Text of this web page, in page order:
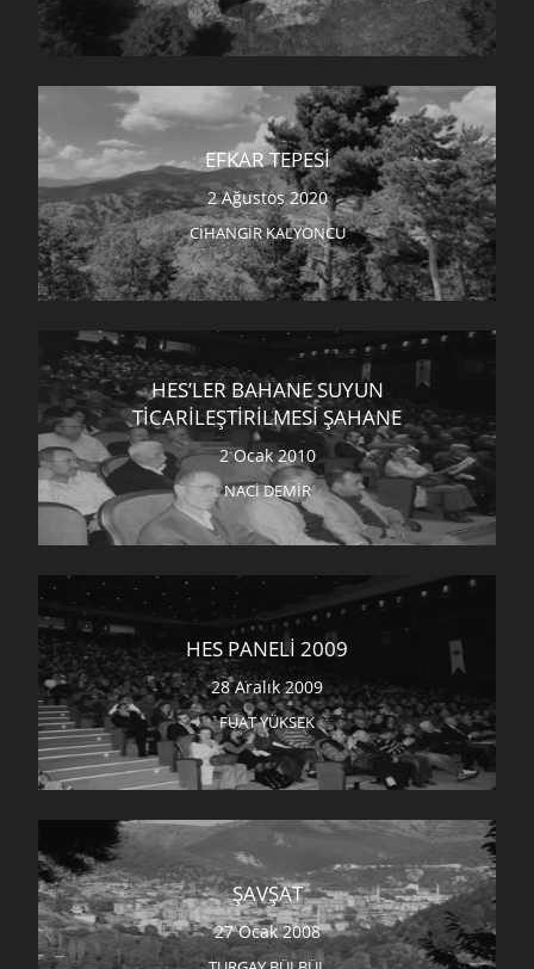
EFKAR TEPESI
2 Ağustos 2020
CIHANGIR KALYONCU
HES’LER BAHANE SUYUN
TICARILEŞTIRILMESI ŞAHANE
2 Ocak 2010
NACI DEMIR
HES PANELI 2009
28 Aralık 2009
FUAT YÜKSEK
ŞAVŞAT
27 Ocak 2008